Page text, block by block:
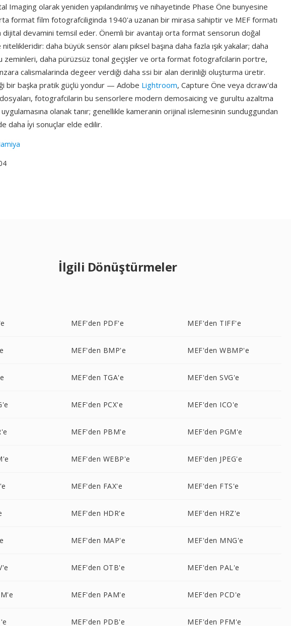
Imaging olarak yeniden yapılandırılmış ve nihayetinde Phase Öne bunyesine
format film fotografciliginda 1940'a uzanan bir mirasa sahiptir ve MEF formatı
dijital devamini temsil eder. Önemli bir avantajı orta format sensorun doğal
daha büyük sensör alanı piksel başına daha fazla ışık yakalar; daha
zeminleri, daha pürüzsüz tonal geçişler ve orta format fotografcilarin portre,
calismalarinda degeer verdiği daha ssi bir alan derinliği oluşturma üretir.
bir başka pratik güçlü yondur — Adobe Lightroom, Capture Öne veya dcraw'da
fotografcilarin bu sensorlere modern demosaicing ve gurultu azaltma
olanak tanır; genellikle kameranin orijinal islemesinin sunduggundan
daha i̇yi sonuçlar elde edilir.
İlgili Dönüştürmeler
MEF'den PDF'e MEF'den TIFF'e
MEF'den BMP'e MEF'den WBMP'e
MEF'den TGA'e MEF'den SVG'e
MEF'den PCX'e MEF'den ICO'e
MEF'den PBM'e MEF'den PGM'e
MEF'den WEBP'e MEF'den JPEG'e
MEF'den FAX'e MEF'den FTS'e
MEF'den HDR'e MEF'den HRZ'e
MEF'den MAP'e MEF'den MNG'e
MEF'den OTB'e MEF'den PAL'e
MEF'den PAM'e MEF'den PCD'e
MEF'den PDB'e MEF'den PFM'e